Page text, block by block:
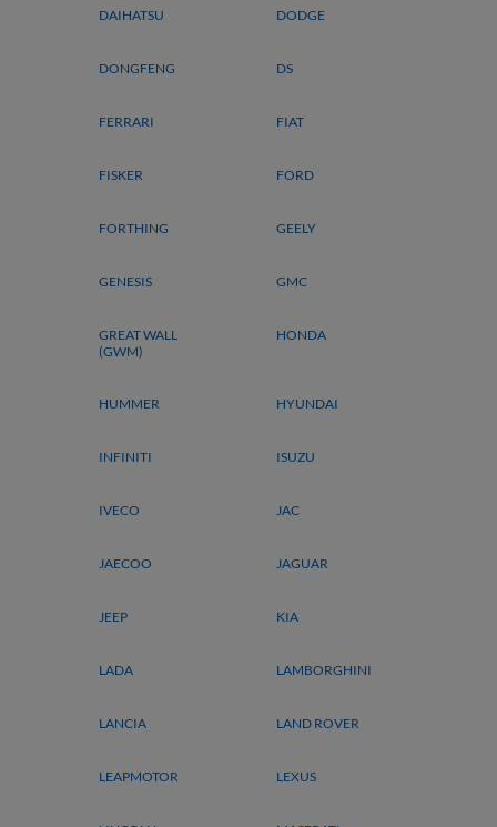
DAIHATSU DODGE
DONGFENG DS
FERRARI FIAT
FISKER FORD
FORTHING GEELY
GENESIS GMC
GREAT WALL
(GWM)
HONDA
HUMMER HYUNDAI
INFINITI ISUZU
IVECO JAC
JAECOO JAGUAR
JEEP KIA
LADA LAMBORGHINI
LANCIA LAND ROVER
LEAPMOTOR LEXUS